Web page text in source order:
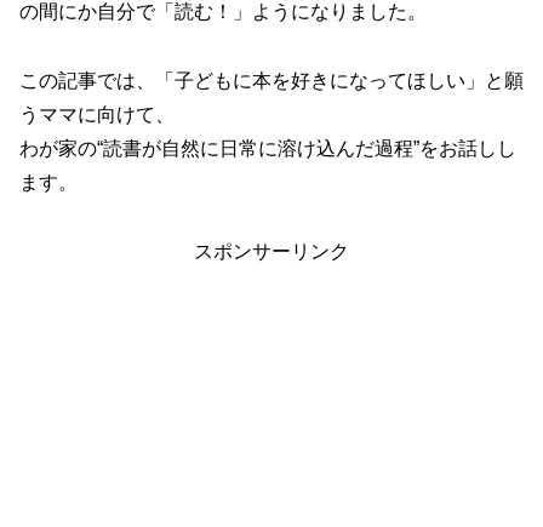
の間にか自分で「読む！」ようになりました。
この記事では、「子どもに本を好きになってほしい」と願
うママに向けて、
わが家の“読書が自然に日常に溶け込んだ過程”をお話しし
ます。
スポンサーリンク